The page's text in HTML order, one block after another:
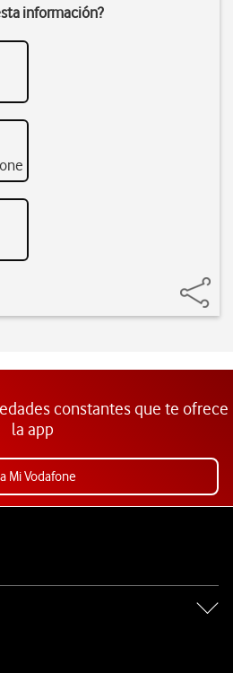
información?
constantes que te ofrece
la app
Mi Vodafone
de Vodafone